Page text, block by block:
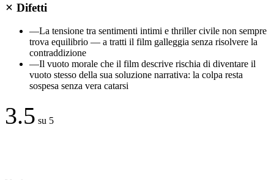
Difetti
—La tensione tra sentimenti intimi e thriller civile non sempre
trova equilibrio — a tratti il film galleggia senza risolvere la
contraddizione
—Il vuoto morale che il film descrive rischia di diventare il
vuoto stesso della sua soluzione narrativa: la colpa resta
sospesa senza vera catarsi
3.5 su 5